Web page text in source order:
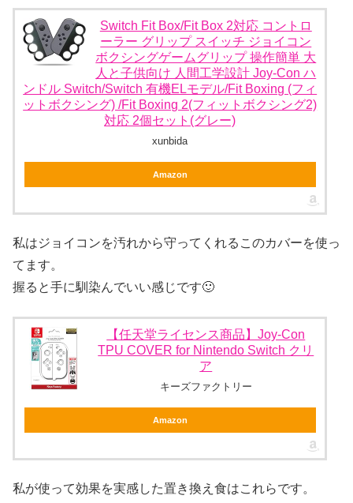
Switch Fit Box/Fit Box 2対応 コントロ
ーラー グリップ スイッチ ジョイコン
ボクシングゲームグリップ 操作簡単 大
人と子供向け 人間工学設計 Joy-Con ハ
ンドル Switch/Switch 有機ELモデル/Fit Boxing (フィ
ットボクシング) /Fit Boxing 2(フィットボクシング2)
対応 2個セット(グレー)
xunbida
Amazon
私はジョイコンを汚れから守ってくれるこのカバーを使っ
てます。
握ると手に馴染んでいい感じです🙂
【任天堂ライセンス商品】Joy-Con
TPU COVER for Nintendo Switch クリ
ア
キーズファクトリー
Amazon
私が使って効果を実感した置き換え食はこれらです。